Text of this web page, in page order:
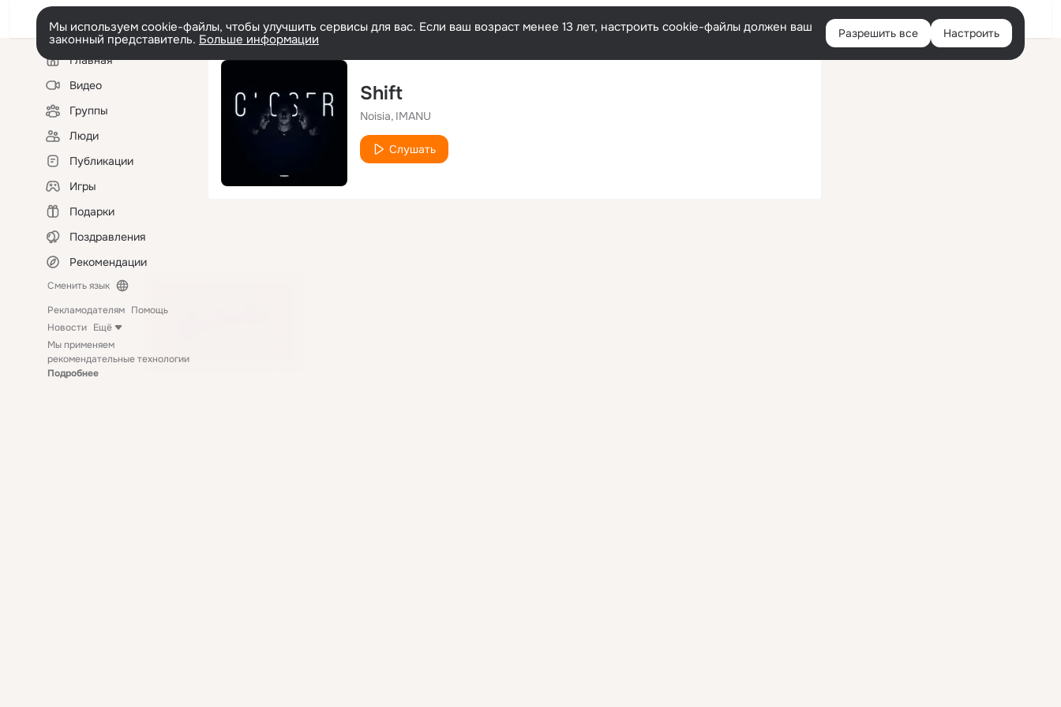
Войти
Мы используем cookie-файлы, чтобы улучшить сервисы для вас. Если ваш возраст менее 13 лет, настроить cookie-файлы должен ваш
законный представитель. Больше информации Разрешить все Настроить
Левая
колонкаГлавная
Видео
Группы
Люди
Публикации
Игры
Подарки
Поздравления
Рекомендации
Сменить язык
Рекламодателям Помощь
Новости Ещё
Мы применяем
рекомендательные технологии
Подробнее
Shift
Noisia IMANU
Слушать